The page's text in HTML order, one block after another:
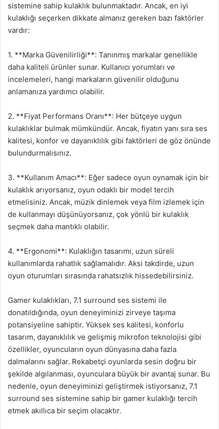
sistemine sahip kulaklık bulunmaktadır. Ancak, en iyi
kulaklığı seçerken dikkate almanız gereken bazı faktörler
vardır:
1. **Marka Güvenilirliği**: Tanınmış markalar genellikle
daha kaliteli ürünler sunar. Kullanıcı yorumları ve
incelemeleri, hangi markaların güvenilir olduğunu
anlamanıza yardımcı olabilir.
2. **Fiyat Performans Oranı**: Her bütçeye uygun
kulaklıklar bulmak mümkündür. Ancak, fiyatın yanı sıra ses
kalitesi, konfor ve dayanıklılık gibi faktörleri de göz önünde
bulundurmalısınız.
3. **Kullanım Amacı**: Eğer sadece oyun oynamak için bir
kulaklık arıyorsanız, oyun odaklı bir model tercih
etmelisiniz. Ancak, müzik dinlemek veya film izlemek için
de kullanmayı düşünüyorsanız, çok yönlü bir kulaklık
seçmek daha mantıklı olabilir.
4. **Ergonomi**: Kulaklığın tasarımı, uzun süreli
kullanımlarda rahatlık sağlamalıdır. Aksi takdirde, uzun
oyun oturumları sırasında rahatsızlık hissedebilirsiniz.
Gamer kulaklıkları, 7.1 surround ses sistemi ile
donatıldığında, oyun deneyiminizi zirveye taşıma
potansiyeline sahiptir. Yüksek ses kalitesi, konforlu
tasarım, dayanıklılık ve gelişmiş mikrofon teknolojisi gibi
özellikler, oyuncuların oyun dünyasına daha fazla
dalmalarını sağlar. Rekabetçi oyunlarda sesin doğru bir
şekilde algılanması, oyunculara büyük bir avantaj sunar. Bu
nedenle, oyun deneyiminizi geliştirmek istiyorsanız, 7.1
surround ses sistemine sahip bir gamer kulaklığı tercih
etmek akıllıca bir seçim olacaktır.